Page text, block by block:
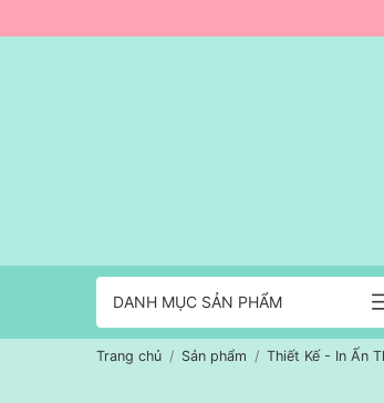
DANH MỤC SẢN PHẨM
Trang chủ Sản phẩm Thiết Kế - In Ấn